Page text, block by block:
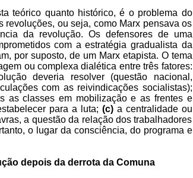
teórico quanto histórico, é o problema do
revoluções, ou seja, como Marx pensava os
da revolução. Os defensores de uma
com a estratégia gradualista da
por suposto, de um Marx etapista. O tema
ou complexa dialética entre três fatores:
deveria resolver (questão nacional,
com as reivindicações socialistas);
as classes em mobilização e as frentes e
para a luta; (c) a centralidade ou
a questão da relação dos trabalhadores
o lugar da consciência, do programa e
depois da derrota da Comuna